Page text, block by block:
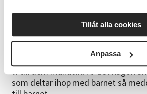
Tillåt alla cookies
Anpassa
Övrigt
Alla som deltar ska anmälas för att
skickar bara 1 faktura/familj på
barnens namn och personnummer
meddelanderutan vid anmälan av
vi till dem manuellt. Är det någon
som deltar ihop med barnet så